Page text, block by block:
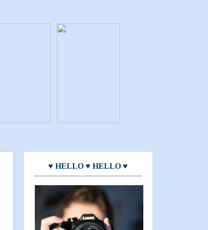
♥ HELLO ♥ HELLO ♥